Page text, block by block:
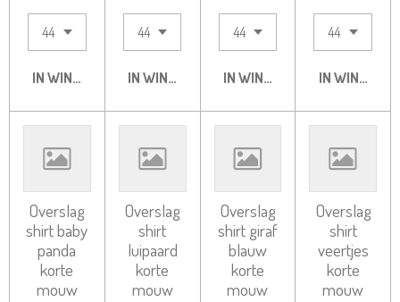
IN WINKELWAGENIN WINKELWAGENIN WINKELWAGEN
IN
Overslag
shirt baby
panda
korte
mouw
Overslag
shirt
luipaard
korte
mouw
Overslag
shirt giraf
blauw
korte
mouw
Overslag
shirt
veertjes
korte
mouw